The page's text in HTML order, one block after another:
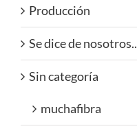
Producción
Se dice de nosotros..
Sin categoría
muchafibra